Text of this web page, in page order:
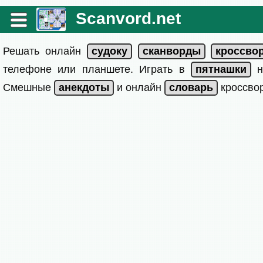
Scanvord.net
Решать онлайн
телефоне или планшете. Играть в
Смешные
и онлайн